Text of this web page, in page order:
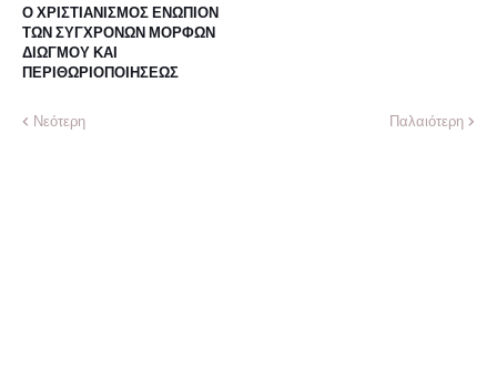
Ο ΧΡΙΣΤΙΑΝΙΣΜΟΣ ΕΝΩΠΙΟΝ
ΤΩΝ ΣΥΓΧΡΟΝΩΝ ΜΟΡΦΩΝ
ΔΙΩΓΜΟΥ ΚΑΙ
ΠΕΡΙΘΩΡΙΟΠΟΙΗΣΕΩΣ
Νεότερη Παλαιότερη